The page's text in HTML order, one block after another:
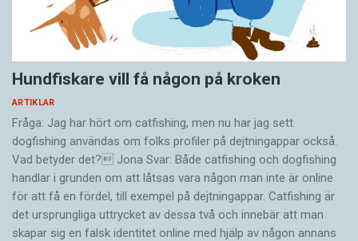
Hundfiskare vill få någon på kroken
ARTIKLAR
Fråga: Jag har hört om catfishing, men nu har jag sett
dogfishing användas om folks profiler på dejtningappar också.
Vad betyder det? Jona Svar: Både catfishing och dogfishing
handlar i grunden om att låtsas vara någon man inte är online
för att få en fördel, till exempel på dejtningappar. Catfishing är
det ursprungliga uttrycket av dessa två och innebär att man
skapar sig en falsk identitet online med hjälp av någon annans